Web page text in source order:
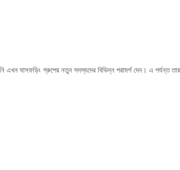
এখন ঘাসফড়িং গ্রুপের নতুন সদস্যদের বিভিন্ন পরামর্শ দেন। এ পর্যন্ত